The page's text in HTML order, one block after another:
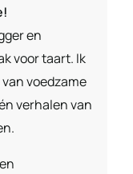
en
voor taart. Ik
voedzame
verhalen van